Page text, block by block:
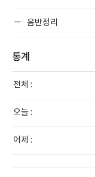
음반정리
통계
전체 :
오늘 :
어제 :